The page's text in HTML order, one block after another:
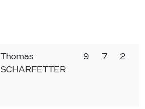
Thomas
SCHARFETTER
9 7 2